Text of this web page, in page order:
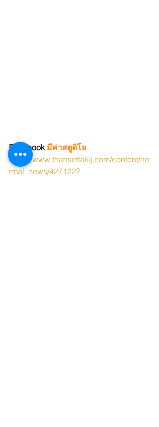
Facebook มีค่าสตูดิโอ
https://www.thansettakij.com/content/no
rmal_news/427122?